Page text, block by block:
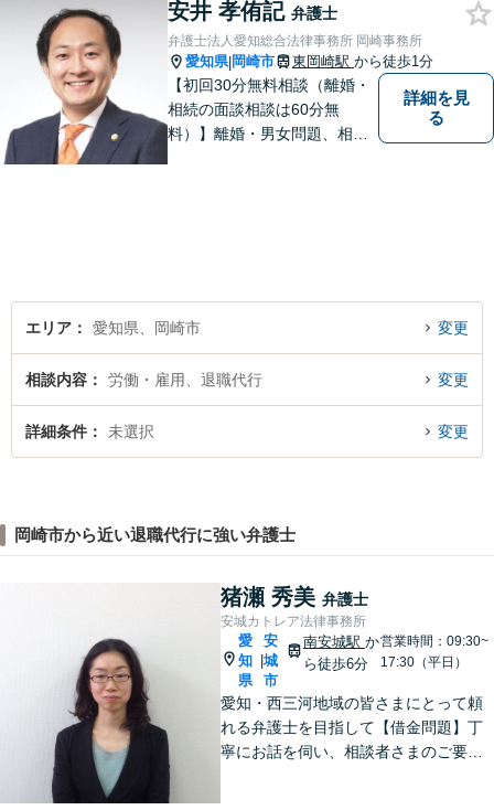
安井 孝侑記 弁護士
弁護士法人愛知総合法律事務所 岡崎事務所
愛知県|岡崎市 東岡崎駅 から徒歩1分
【初回30分無料相談（離婚・
相続の面談相談は60分無
料）】離婚・男女問題、相
詳細を見
る
エリア 愛知県、岡崎市 変更
相談内容 労働・雇用、退職代行 変更
詳細条件 未選択 変更
岡崎市から近い退職代行に強い弁護士
猪瀬 秀美 弁護士
安城カトレア法律事務所
愛
知
県
安
城
市
南安城駅 か
ら徒歩6分
営業時間：09:30~
17:30（平日）
愛知・西三河地域の皆さまにとって頼
れる弁護士を目指して【借金問題】丁
寧にお話を伺い、相談者さまのご要望